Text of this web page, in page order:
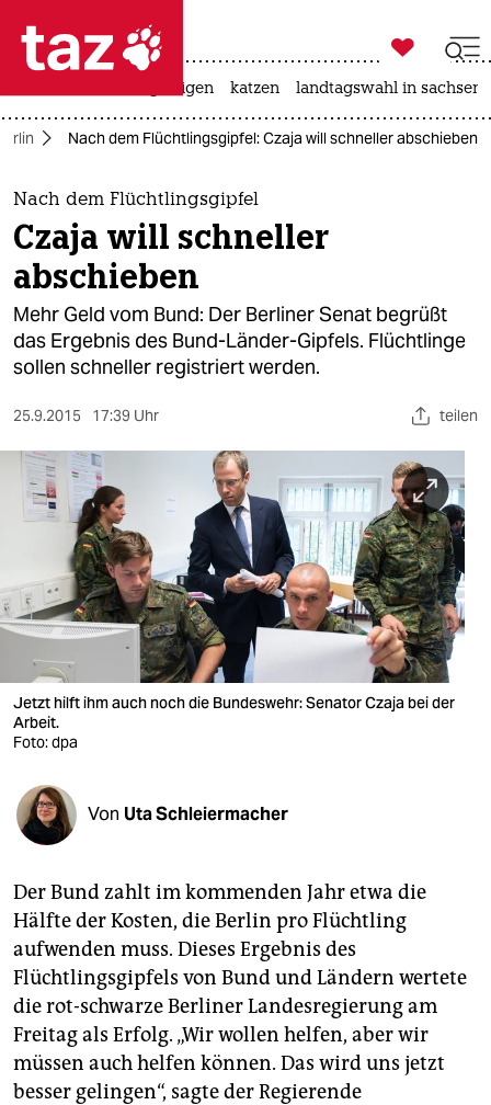
 taz zahl ich
taz zahl ich
themen
politik
öko
gesellschaft
sport
berlin
wahrheit
verlag
verlag
veranstaltungen
fragen & hilfe
abo
genossenschaft
epaper login

taz zahl ich
bergsteigen katzen landtagswahl in
Nach dem Flüchtlingsgipfel: Czaja will schneller abschieben
Nach dem Flüchtlingsgipfel
Czaja will schneller
abschieben
Mehr Geld vom Bund: Der Berliner Senat begrüßt
das Ergebnis des Bund-Länder-Gipfels. Flüchtlinge
sollen schneller registriert werden.
25.9.2015 17:39 Uhr teilen
Jetzt hilft ihm auch noch die Bundeswehr: Senator Czaja bei der
Arbeit.
Foto: dpa
Von Uta Schleiermacher
Der Bund zahlt im kommenden Jahr etwa die
Hälfte der Kosten, die Berlin pro Flüchtling
aufwenden muss. Dieses Ergebnis des
Flüchtlingsgipfels von Bund und Ländern wertete
die rot-schwarze Berliner Landesregierung am
Freitag als Erfolg. „Wir wollen helfen, aber wir
müssen auch helfen können. Das wird uns jetzt
besser gelingen“, sagte der Regierende